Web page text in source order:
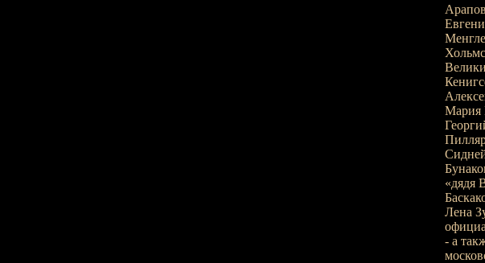
Мария
«дядя
Лена
- а